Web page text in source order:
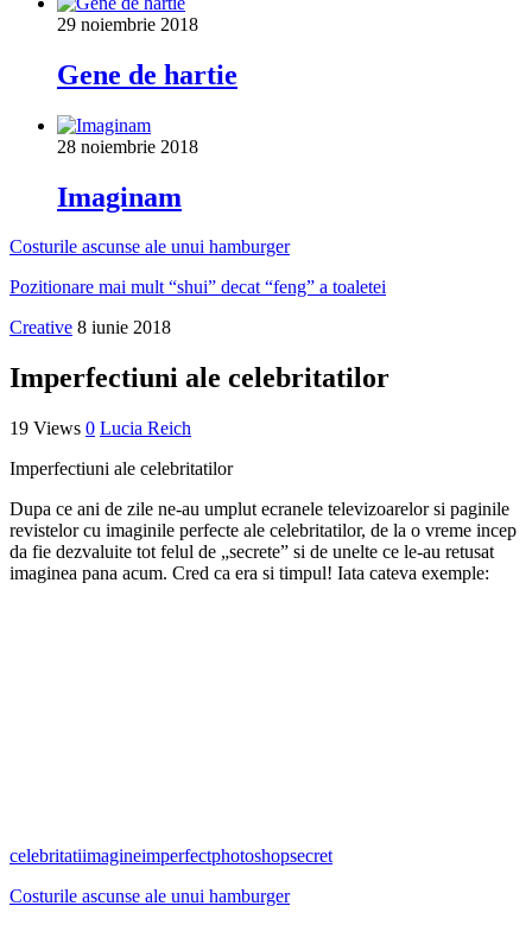
29 noiembrie 2018
Gene de hartie
28 noiembrie 2018
Imaginam
Costurile ascunse ale unui hamburger
Pozitionare mai mult “shui” decat “feng” a toaletei
Creative 8 iunie 2018
Imperfectiuni ale celebritatilor
19 Views 0 Lucia Reich
Imperfectiuni ale celebritatilor
Dupa ce ani de zile ne-au umplut ecranele televizoarelor si paginile
revistelor cu imaginile perfecte ale celebritatilor, de la o vreme incep
da fie dezvaluite tot felul de „secrete” si de unelte ce le-au retusat
imaginea pana acum. Cred ca era si timpul! Iata cateva exemple:
celebritatiimagineimperfectphotoshopsecret
Costurile ascunse ale unui hamburger